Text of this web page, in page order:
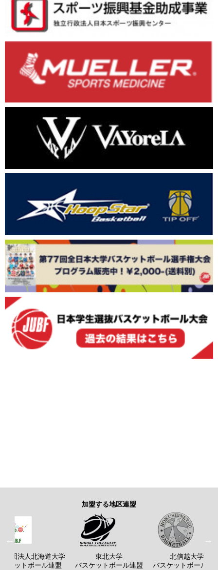
加盟する地区連盟
社団法人北海道大学
ケットボール連盟
東北大学
バスケットボール連盟
北信越大学
バスケットボール連